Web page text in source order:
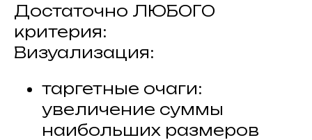
Достаточно ЛЮБОГО
критерия:
Визуализация:
таргетные очаги:
увеличение суммы
наибольших размеров